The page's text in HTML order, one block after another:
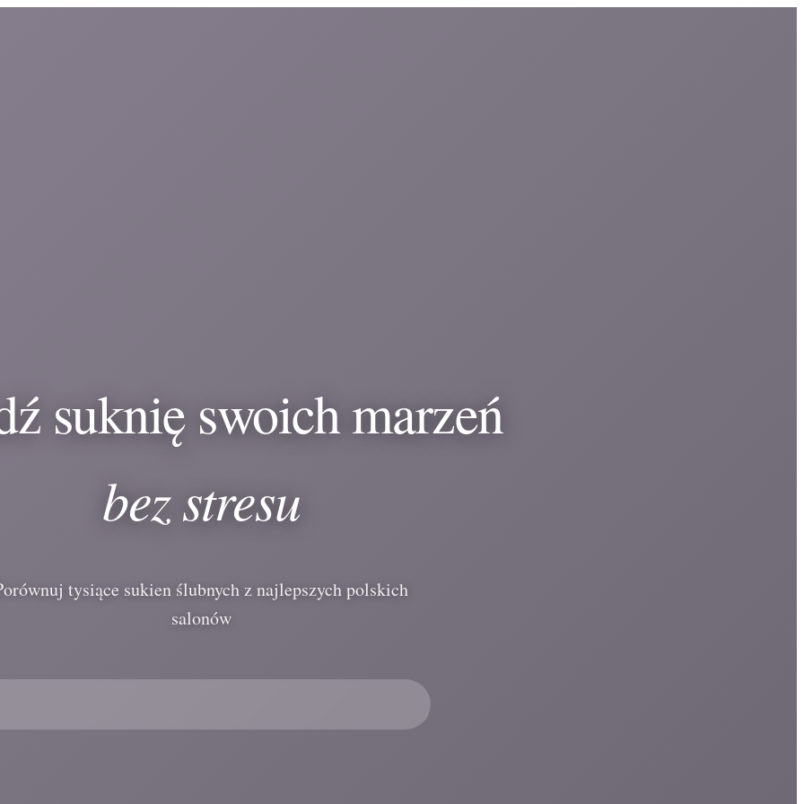
suknię swoich marzeń
bez stresu
tysiące sukien ślubnych z najlepszych polskich
salonów